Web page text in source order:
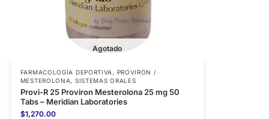
Agotado
FARMACOLOGÍA DEPORTIVA , PROVIRON /
MESTEROLONA, SISTEMAS ORALES
Provi-R 25 Proviron Mesterolona 25 mg 50
Tabs – Meridian Laboratories
$1,270.00